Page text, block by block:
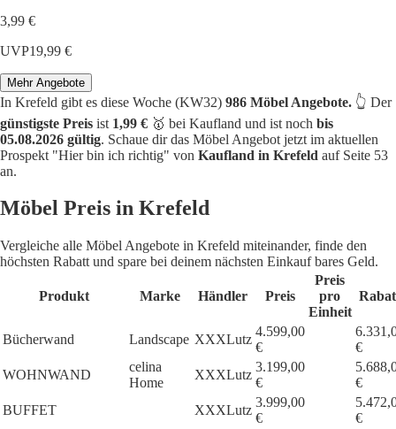
3,99 €
UVP19,99 €
Mehr Angebote
In Krefeld gibt es diese Woche (KW32) 986 Möbel Angebote. 👆 Der
günstigste Preis ist 1,99 € 🥇 bei Kaufland und ist noch bis
05.08.2026 gültig. Schaue dir das Möbel Angebot jetzt im aktuellen
Prospekt "Hier bin ich richtig" von Kaufland in Krefeld auf Seite 53
an.
Möbel Preis in Krefeld
Vergleiche alle Möbel Angebote in Krefeld miteinander, finde den
höchsten Rabatt und spare bei deinem nächsten Einkauf bares Geld.
Produkt Marke Händler Preis
Preis
pro
Einheit
Bücherwand Landscape XXXLutz
4.599,00
€
€
WOHNWAND
celina
Home
XXXLutz
3.199,00
€
€
BUFFET
XXXLutz
3.999,00
€
€